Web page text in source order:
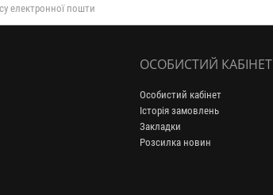
ОСОБИСТИЙ КАБІНЕТ
Особистий кабінет
Історія замовлень
Закладки
Розсилка новин